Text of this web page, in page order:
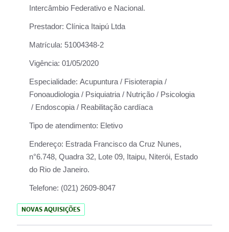
Intercâmbio Federativo e Nacional.
Prestador: Clínica Itaipú Ltda
Matrícula: 51004348-2
Vigência: 01/05/2020
Especialidade: Acupuntura / Fisioterapia /
Fonoaudiologia / Psiquiatria / Nutrição / Psicologia
/ Endoscopia / Reabilitação cardíaca
Tipo de atendimento: Eletivo
Endereço: Estrada Francisco da Cruz Nunes,
n°6.748, Quadra 32, Lote 09, Itaipu, Niterói, Estado
do Rio de Janeiro.
Telefone: (021) 2609-8047
NOVAS AQUISIÇÕES